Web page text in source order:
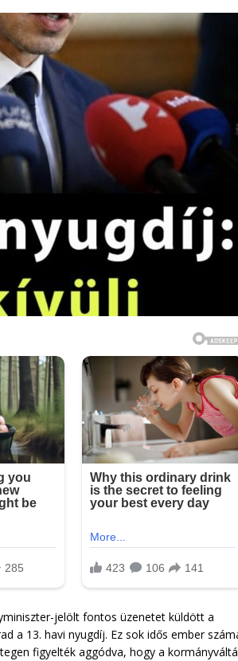
jelölt fontos üzenetet küldött a
a 13. havi nyugdíj. Ez sok idős ember
figyelték aggódva, hogy a